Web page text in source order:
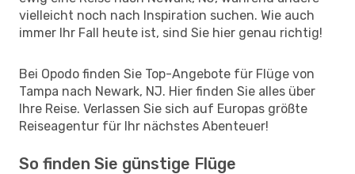
vielleicht noch nach Inspiration suchen. Wie auch
immer Ihr Fall heute ist, sind Sie hier genau richtig!
Bei Opodo finden Sie Top-Angebote für Flüge von
Tampa nach Newark, NJ. Hier finden Sie alles über
Ihre Reise. Verlassen Sie sich auf Europas größte
Reiseagentur für Ihr nächstes Abenteuer!
So finden Sie günstige Flüge